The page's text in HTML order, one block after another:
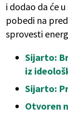
i dodao da će
pobedi na
sprovesti
Sijarto:
iz
Sijarto:
Otvoren